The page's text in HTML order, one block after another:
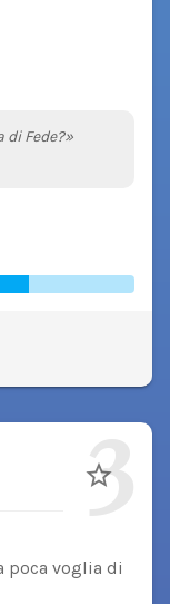
di Fede?»
3
poca voglia di